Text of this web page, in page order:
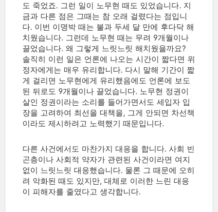
도 죽었죠. 그런 일이 노무현 때도 있었습니다. 지
금과 다른 점은 그때는 참 오래 걸렸다는 점입니
다. 이번 이명박 때는 불과 두세 달 만에 후다닥 해
치웠습니다. 그런데 노무현 때는 무려 9개월이나
끌었습니다. 왜 그렇게 느릿느릿 해치웠을까요?
솔직히 이런 일은 언론에 나오는 시간이 짧다면 위
정자에게는 매우 유리합니다. 다시 말해 기간이 짧
게 걸리면 노무현에게 유리했음에도 언론에 보도
된 뒤로도 9개월이나 끌었습니다. 노무현 정권이
살인 정권이라는 소리를 들어가면서도 세입자 입
장을 고려하여 최선을 대책을, 그게 안되면 차선책
이라도 제시하려고 노력했기 때문입니다.
다른 사건에서도 마찬가지 대응을 합니다. 사회 빈
곤층이나 사회적 약자가 관련된 사건이라면 여지
없이 느릿느릿 대응했습니다. 물론 그 때문에 오히
려 악화된 때도 있지만, 대체로 이러한 느린 대응
이 피해자를 줄였다고 생각합니다.